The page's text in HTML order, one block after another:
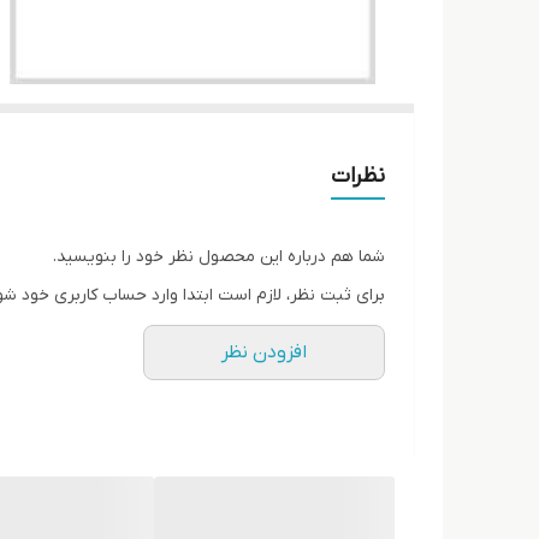
نظرات
شما هم درباره این محصول نظر خود را بنویسید.
برای ثبت نظر، لازم است ابتدا وارد حساب کاربری خود
افزودن نظر